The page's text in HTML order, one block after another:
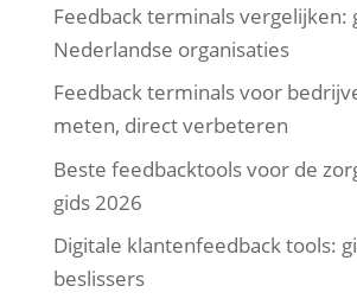
Feedback terminals vergelijken:
Nederlandse organisaties
Feedback terminals voor
meten, direct verbeteren
Beste feedbacktools voor de
gids 2026
Digitale klantenfeedback tools:
beslissers